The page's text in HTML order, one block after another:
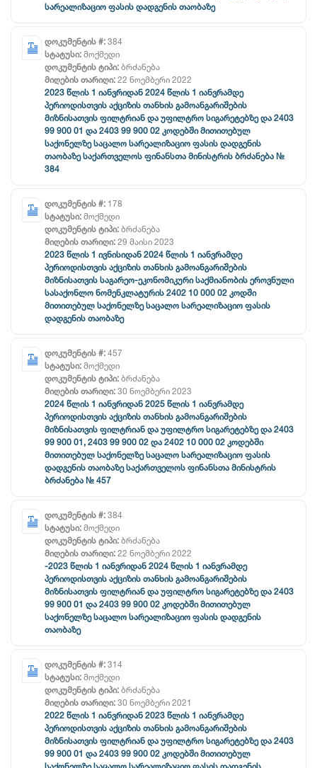
სარეალიზაციო ფასის დადგენის თაობაზე
დოკუმენტის #: 384
სტატუსი: მოქმედი
დოკუმენტის ტიპი: ბრძანება
მიღების თარიღი: 22 ნოემბერი 2022
2023 წლის 1 იანვრიდან 2024 წლის 1 იანვრამდე
პერიოდისთვის აქციზის თანხის გამოანგარიშების
მიზნისათვის ფილტრიან და უფილტრო სიგარეტებზე და 2403
99 900 01 და 2403 99 900 02 კოდებში მითითებულ
საქონელზე საცალო სარეალიზაციო ფასის დადგენის
თაობაზე საქართველოს ფინანსთა მინისტრის ბრძანება №
384
დოკუმენტის #: 178
სტატუსი: მოქმედი
დოკუმენტის ტიპი: ბრძანება
მიღების თარიღი: 29 მაისი 2023
2023 წლის 1 ივნისიდან 2024 წლის 1 იანვრამდე
პერიოდისთვის აქციზის თანხის გამოანგარიშების
მიზნისათვის საგარეო-ეკონომიკური საქმიანობის ეროვნული
სასაქონლო ნომენკლატურის 2402 10 000 02 კოდში
მითითებულ საქონელზე საცალო სარეალიზაციო ფასის
დადგენის თაობაზე
დოკუმენტის #: 457
სტატუსი: მოქმედი
დოკუმენტის ტიპი: ბრძანება
მიღების თარიღი: 30 ნოემბერი 2023
2024 წლის 1 იანვრიდან 2025 წლის 1 იანვრამდე
პერიოდისთვის აქციზის თანხის გამოანგარიშების
მიზნისათვის ფილტრიან და უფილტრო სიგარეტებზე და 2403
99 900 01, 2403 99 900 02 და 2402 10 000 02 კოდებში
მითითებულ საქონელზე საცალო სარეალიზაციო ფასის
დადგენის თაობაზე საქართველოს ფინანსთა მინისტრის
ბრძანება № 457
დოკუმენტის #: 384
სტატუსი: მოქმედი
დოკუმენტის ტიპი: ბრძანება
მიღების თარიღი: 22 ნოემბერი 2022
-2023 წლის 1 იანვრიდან 2024 წლის 1 იანვრამდე
პერიოდისთვის აქციზის თანხის გამოანგარიშების
მიზნისათვის ფილტრიან და უფილტრო სიგარეტებზე და 2403
99 900 01 და 2403 99 900 02 კოდებში მითითებულ
საქონელზე საცალო სარეალიზაციო ფასის დადგენის
თაობაზე
დოკუმენტის #: 314
სტატუსი: მოქმედი
დოკუმენტის ტიპი: ბრძანება
მიღების თარიღი: 30 ნოემბერი 2021
2022 წლის 1 იანვრიდან 2023 წლის 1 იანვრამდე
პერიოდისთვის აქციზის თანხის გამოანგარიშების
მიზნისათვის ფილტრიან და უფილტრო სიგარეტებზე და 2403
99 900 01 და 2403 99 900 02 კოდებში მითითებულ